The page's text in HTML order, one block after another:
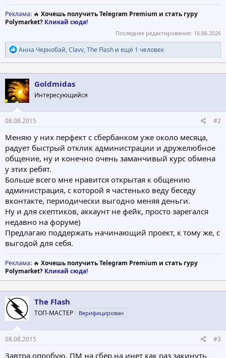
Реклама: 🔥 Хочешь получить Telegram Premium и стать гуру
Polymarket? Кликай сюда!
Последнее редактирование: 16.06.2026
Р
е
а
к
ц
и
и
:
Анна Чернобай,Clavv,The Flash и ещё 1 человек
Goldmidas
Интересующийся
08.08.2015 #2
Меняю у них перфект с сбербанком уже около месяца,
радует быстрый отклик администрации и дружелюбное
общение, ну и конечно очень заманчивый курс обмена
у этих ребят.
Больше всего мне нравится открытая к общению
администрация, с которой я частенько веду беседу
вконтакте, периодически выгодно меняя деньги.
Ну и для скептиков, аккаунт не фейк, просто зарегался
недавно на форуме)
Предлагаю поддержать начинающий проект, к тому же, с
выгодой для себя.
Реклама: 🔥 Хочешь получить Telegram Premium и стать гуру
Polymarket? Кликай сюда!
The Flash
ТОП-МАСТЕР Верифицирован
08.08.2015 #3
Завтра опробую, ПМ на сбер,на инет как раз закинуть